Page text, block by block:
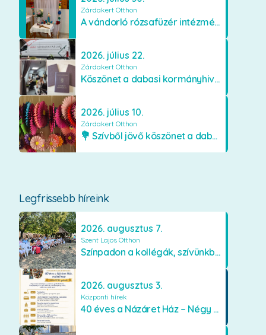
Zárdakert Otthon
A vándorló rózsafüzér intézményünkben
2026. július 22.
Zárdakert Otthon
Köszönet a dabasi kormányhivatal munkatársainak
2026. július 10.
Zárdakert Otthon
💐 Szívből jövő köszönet a dabasi Orimamiknak! 💐
Legfrissebb híreink
2026. augusztus 7.
Szent Lajos Otthon
Színpadon a kollégák, szívünkben a lakók
2026. augusztus 3.
Központi hírek
40 éves a Názáret Ház – Négy évtized szeretetben és gondoskodásban